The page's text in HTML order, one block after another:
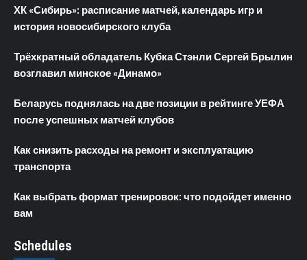
ХК «Сибирь»: расписание матчей, календарь игр и
история новосибирского клуба
Трёхкратный обладатель Кубка Стэнли Сергей Брылин
возглавил минское «Динамо»
Беларусь поднялась на две позиции в рейтинге УЕФА
после успешных матчей клубов
Как снизить расходы на ремонт и эксплуатацию
транспорта
Как выбрать формат тренировок: что подойдет именно
вам
Schedules